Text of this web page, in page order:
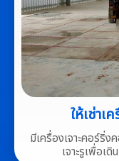
ให้เช่าเ
มีเครื่องเจาะคอร์ริ่ง
เจาะรูเพื่อเ